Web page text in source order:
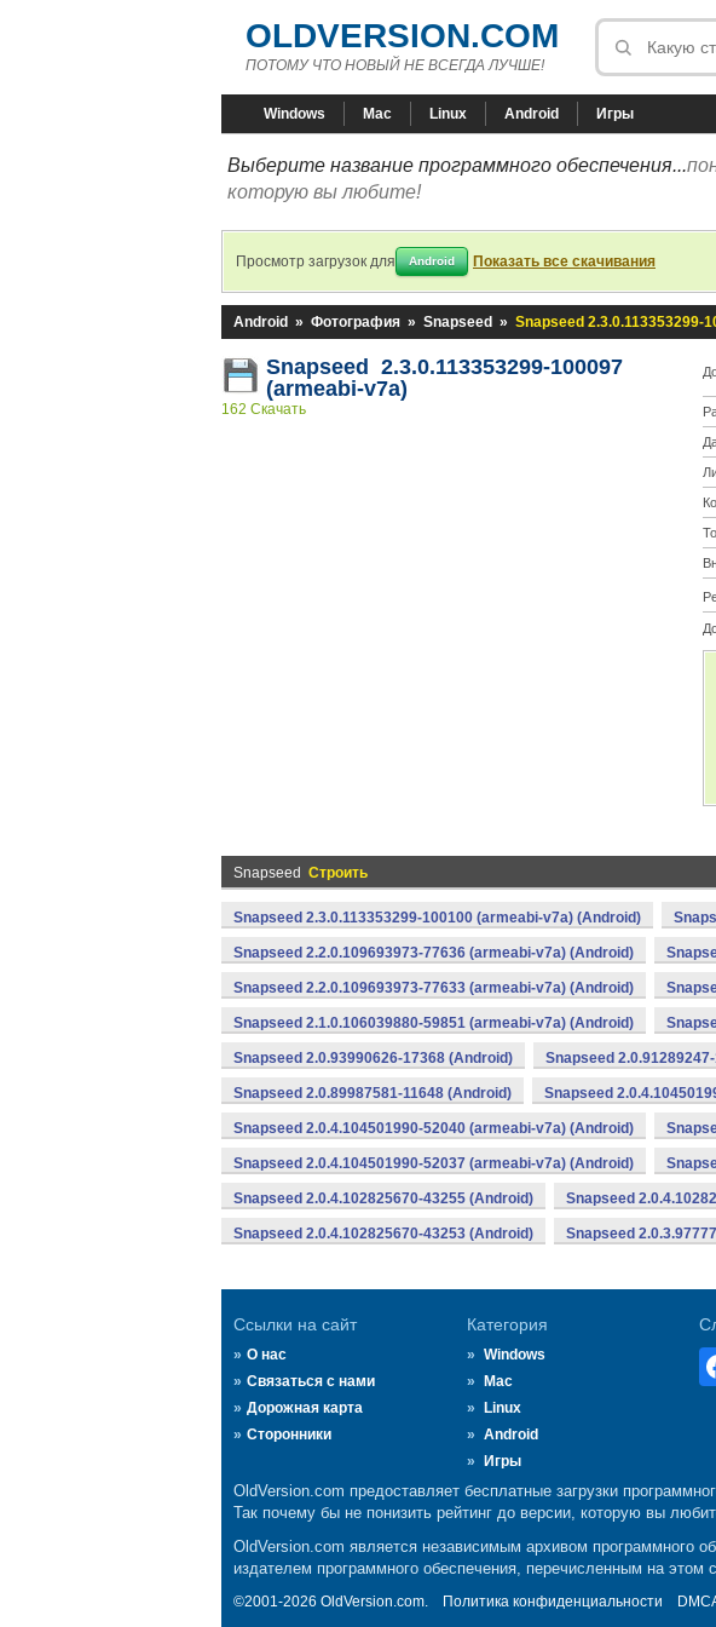
OLDVERSION.COM
ПОТОМУ ЧТО НОВЫЙ НЕ ВСЕГДА ЛУЧШЕ!
Windows Mac Linux Android Игры
Выберите название программного обеспечения...
которую вы любите!
Просмотр загрузок для Android Показать все скачивания
Android » Фотография » Snapseed » Snapseed 2.3.0.113353299-
Snapseed 2.3.0.113353299-100097
(armeabi-v7a)
162 Скачать
Snapseed Строить
Snapseed 2.3.0.113353299-100100 (armeabi-v7a) (Android)
Snapseed 2.2.0.109693973-77636 (armeabi-v7a) (Android)
Snapseed 2.2.0.109693973-77633 (armeabi-v7a) (Android)
Snapseed 2.1.0.106039880-59851 (armeabi-v7a) (Android)
Snapseed 2.0.93990626-17368 (Android) Snapseed
Snapseed 2.0.89987581-11648 (Android) Snapseed
Snapseed 2.0.4.104501990-52040 (armeabi-v7a) (Android)
Snapseed 2.0.4.104501990-52037 (armeabi-v7a) (Android)
Snapseed 2.0.4.102825670-43255 (Android) Snapseed
Snapseed 2.0.4.102825670-43253 (Android) Snapseed
Ссылки на сайт
О нас
Связаться с нами
Дорожная карта
Сторонники
Категория
Windows
Mac
Linux
Android
Игры
OldVersion.com предоставляет бесплатные загрузки
Так почему бы не понизить рейтинг до версии, которую вы
OldVersion.com является независимым архивом программного
издателем программного обеспечения, перечисленным на этом
©2001-2026 OldVersion.com. Политика конфиденциальности